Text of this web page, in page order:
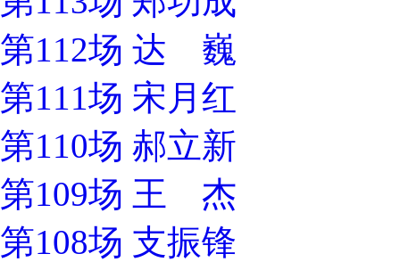
第112场 达 巍
第111场 宋月红
第110场 郝立新
第109场 王 杰
第108场 支振锋